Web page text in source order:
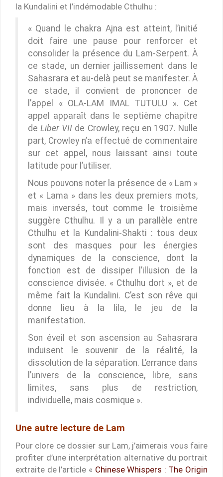
la Kundalini et l’indémodable Cthulhu :
« Quand le chakra Ajna est atteint, l’initié
doit faire une pause pour renforcer et
consolider la présence du Lam-Serpent. À
ce stade, un dernier jaillissement dans le
Sahasrara et au-delà peut se manifester. À
ce stade, il convient de prononcer de
l’appel « OLA-LAM IMAL TUTULU ». Cet
appel apparaît dans le septième chapitre
deLiber VII de Crowley, reçu en 1907. Nulle
part, Crowley n’a effectué de commentaire
sur cet appel, nous laissant ainsi toute
latitude pour l’utiliser.
Nous pouvons noter la présence de « Lam »
et « Lama » dans les deux premiers mots,
mais inversés, tout comme le troisième
suggère Cthulhu. Il y a un parallèle entre
Cthulhu et la Kundalini-Shakti : tous deux
sont des masques pour les énergies
dynamiques de la conscience, dont la
fonction est de dissiper l’illusion de la
conscience divisée. « Cthulhu dort », et de
même fait la Kundalini. C’est son rêve qui
donne lieu à la lila, le jeu de la
manifestation.
Son éveil et son ascension au Sahasrara
induisent le souvenir de la réalité, la
dissolution de la séparation. L’errance dans
l’univers de la conscience, libre, sans
limites, sans plus de restriction,
individuelle, mais cosmique ».
Une autre lecture de Lam
Pour clore ce dossier sur Lam, j’aimerais vous faire
profiter d’une interprétation alternative du portrait
extraite de l’article « Chinese Whispers : The Origin